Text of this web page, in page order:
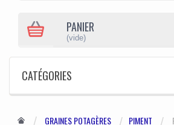
PANIER
(vide)
CATÉGORIES
GRAINES POTAGÈRES PIMENT